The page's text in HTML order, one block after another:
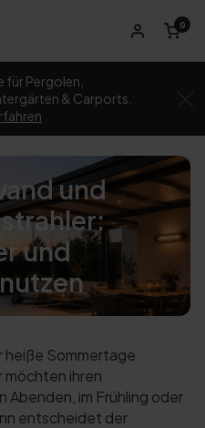
0
Pergolen,
& Carports.
und
und
heiße Sommertage
ihren
Abenden, im Frühling oder
entscheidet der